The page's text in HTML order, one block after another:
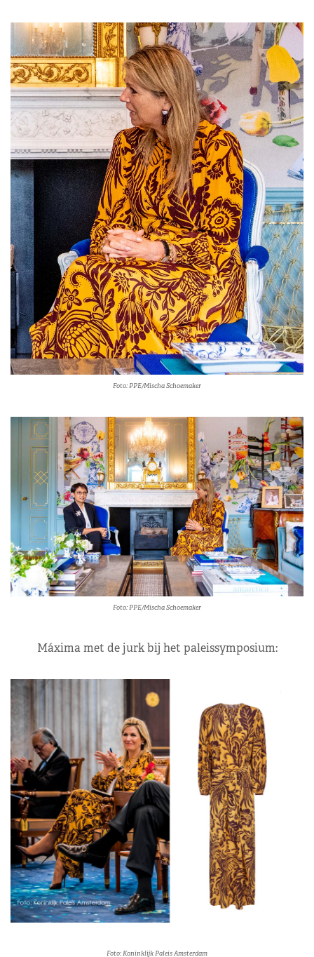
Foto: PPE/Mischa Schoemaker
Foto: PPE/Mischa Schoemaker
Máxima met de jurk bij het paleissymposium:
Foto: Koninklijk Paleis Amsterdam